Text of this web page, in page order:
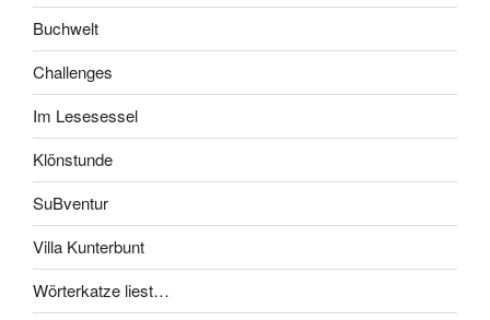
Buchwelt
Challenges
Im Lesesessel
Klönstunde
SuBventur
Villa Kunterbunt
Wörterkatze liest…